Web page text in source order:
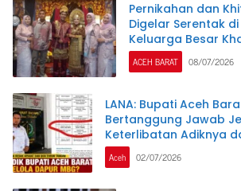
Pernikahan dan
Digelar Serentak
Keluarga Besar
Undang
ACEH BARAT 08/07/2026
LANA: Bupati Aceh
Bertanggung Jawab
Keterlibatan Adiknya
Pengelolaan Dapur MBG
Aceh 02/07/2026